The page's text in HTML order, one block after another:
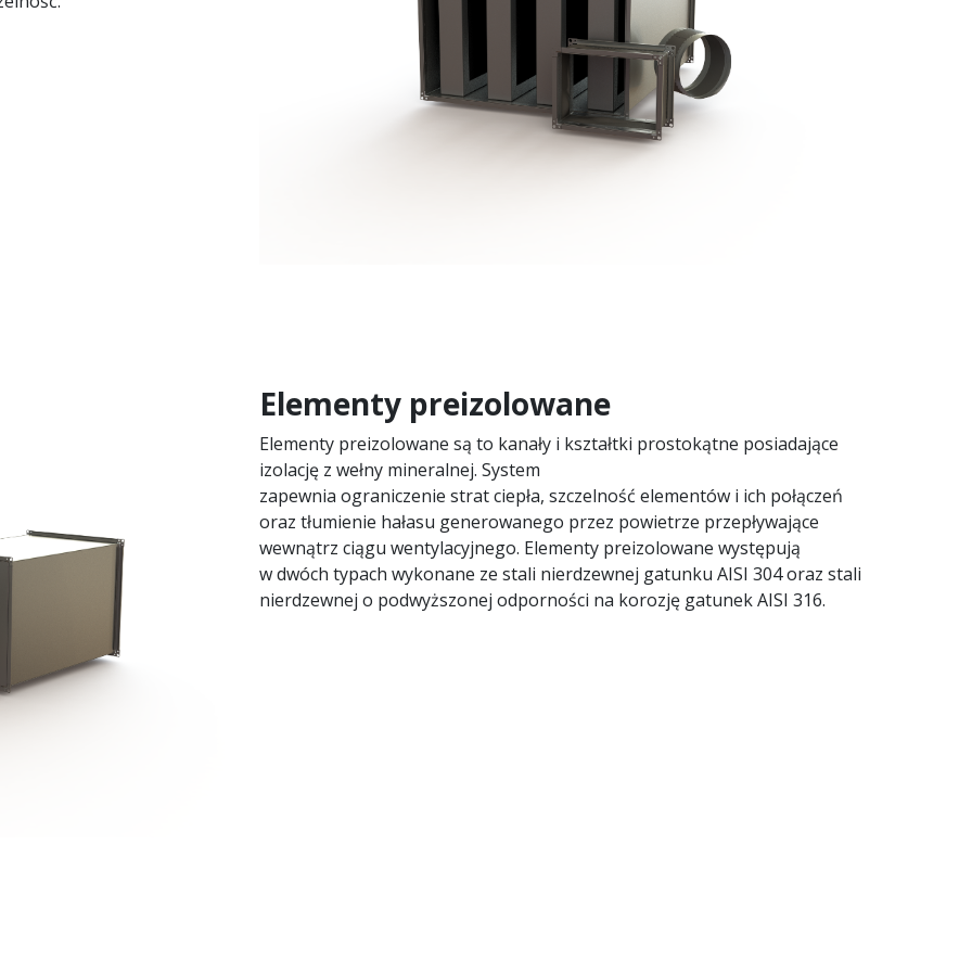
Elementy preizolowane
Elementy preizolowane są to kanały i kształtki prostokątne posiadające
izolację z wełny mineralnej. System
zapewnia ograniczenie strat ciepła, szczelność elementów i ich połączeń
oraz tłumienie hałasu generowanego przez powietrze przepływające
wewnątrz ciągu wentylacyjnego. Elementy preizolowane występują
w dwóch typach wykonane ze stali nierdzewnej gatunku AISI 304 oraz stali
nierdzewnej o podwyższonej odporności na korozję gatunek AISI 316.